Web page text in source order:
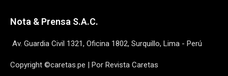
Nota & Prensa S.A.C.
Av. Guardia Civil 1321, Oficina 1802, Surquillo, Lima - Perú
Copyright ©caretas.pe | Por Revista Caretas